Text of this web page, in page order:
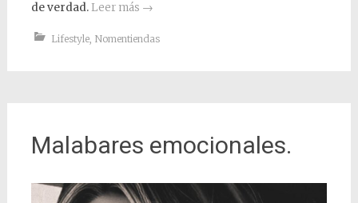
de verdad. Leer más →
Lifestyle, Nomentiendas
Malabares emocionales.